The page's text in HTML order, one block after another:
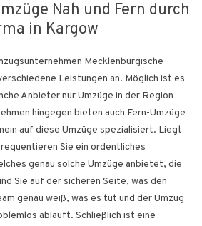
Nah und Fern durch
in Kargow
Mecklenburgische
Leistungen an. Möglich ist es
Anbieter nur Umzüge in der Region
hingegen bieten auch Fern-Umzüge
auf diese Umzüge spezialisiert. Liegt
Sie ein ordentliches
genau solche Umzüge anbietet, die
Sie auf der sicheren Seite, was den
genau weiß, was es tut und der Umzug
abläuft. Schließlich ist eine